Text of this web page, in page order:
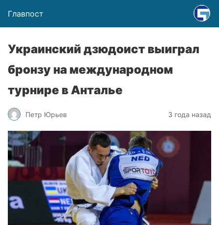
Главпост
Украинский дзюдоист выиграл
бронзу на международном
турнире в Анталье
Петр Юрьев 3 года назад